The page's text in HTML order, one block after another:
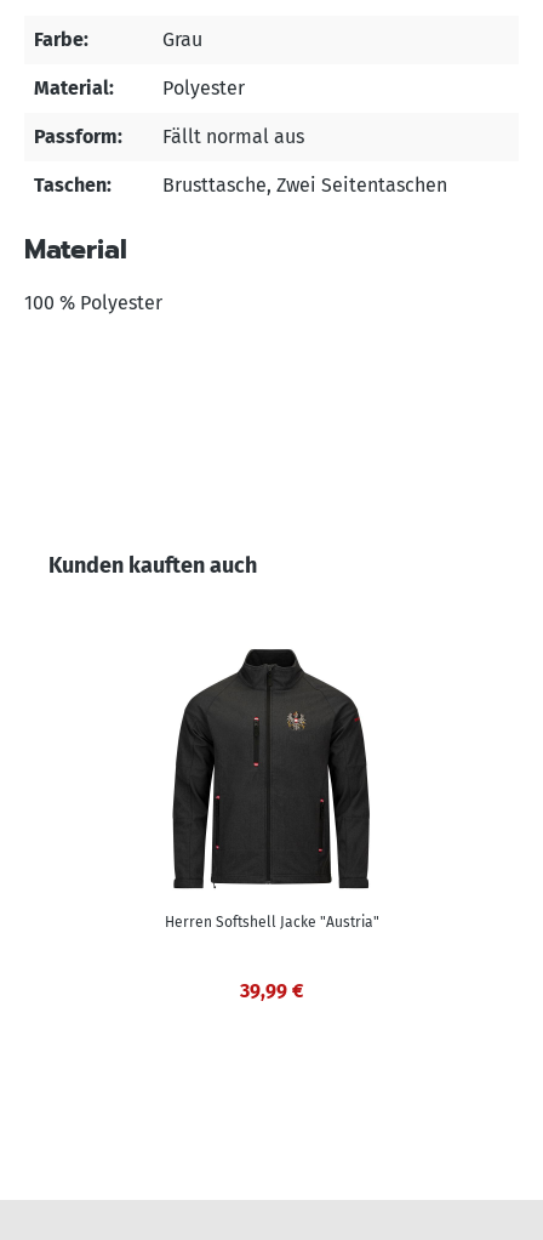
Farbe: Grau
Material: Polyester
Passform: Fällt normal aus
Taschen: Brusttasche, Zwei Seitentaschen
Material
100 % Polyester
Produktgalerie überspringen
Kunden kauften auch
Herren Softshell Jacke "Austria"
39,99 €